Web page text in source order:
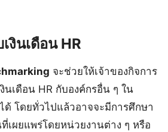
งินเดือน HR
จะช่วยให้เจ้าของกิจการ
นเดือน HR กับองค์กรอื่น ๆ ใน
ด้ โดยทั่วไปแล้วอาจจะมีการศึกษา
เผยแพร่โดยหน่วยงานต่าง ๆ หรือ